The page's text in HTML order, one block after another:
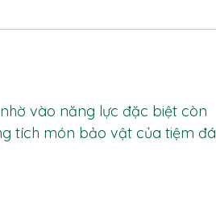
vào năng lực đặc biệt còn
tích món bảo vật của tiệm đá